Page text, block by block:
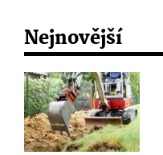
Nejnovější